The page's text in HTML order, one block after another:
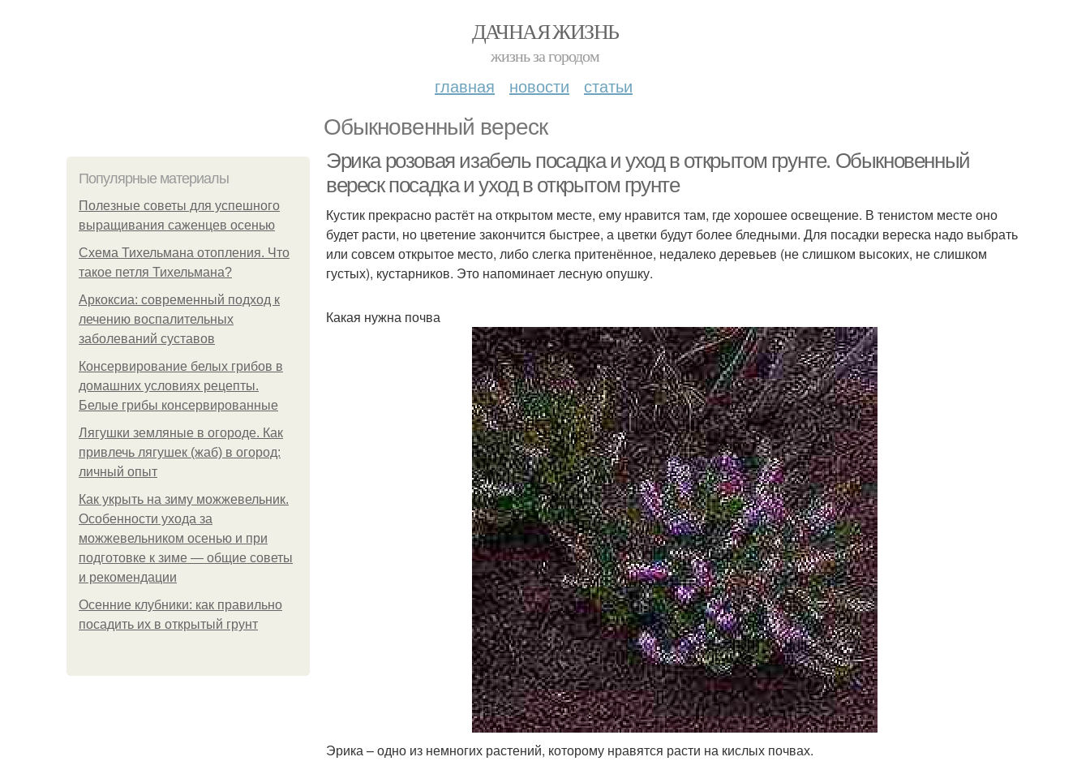
ДАЧНАЯ ЖИЗНЬ
жизнь за городом
главная новости статьи
Обыкновенный вереск
Популярные материалы
Полезные советы для успешного
выращивания саженцев осенью
Схема Тихельмана отопления. Что
такое петля Тихельмана?
Аркоксиа: современный подход к
лечению воспалительных
заболеваний суставов
Консервирование белых грибов в
домашних условиях рецепты.
Белые грибы консервированные
Лягушки земляные в огороде. Как
привлечь лягушек (жаб) в огород:
личный опыт
Как укрыть на зиму можжевельник.
Особенности ухода за
можжевельником осенью и при
подготовке к зиме — общие советы
и рекомендации
Осенние клубники: как правильно
посадить их в открытый грунт
Эрика розовая изабель посадка и уход в открытом грунте. Обыкновенный
вереск посадка и уход в открытом грунте
Кустик прекрасно растёт на открытом месте, ему нравится там, где хорошее освещение. В тенистом месте оно
будет расти, но цветение закончится быстрее, а цветки будут более бледными. Для посадки вереска надо выбрать
или совсем открытое место, либо слегка притенённое, недалеко деревьев (не слишком высоких, не слишком
густых), кустарников. Это напоминает лесную опушку.
Какая нужна почва
Эрика – одно из немногих растений, которому нравятся расти на кислых почвах.